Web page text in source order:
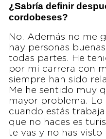
¿Sabría definir
cordobeses?
No. Además no me
hay personas
todas partes. He
por mi carrera con
siempre han sido
Me he sentido muy
mayor problema. Lo
cuando estás
que no haces es
te vas y no has